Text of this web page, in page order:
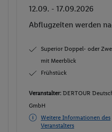
12.09. - 17.09.2026
Abflugzeiten werden
Superior Doppel- oder
mit Meerblick
Frühstück
Veranstalter: DERTOUR
GmbH
Weitere Informationen des
Veranstalters